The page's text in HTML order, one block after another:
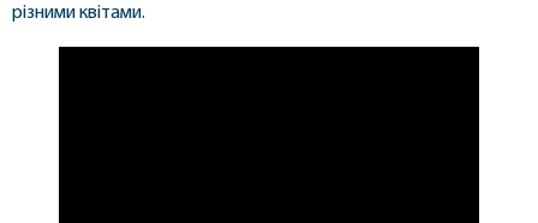
різними квітами.